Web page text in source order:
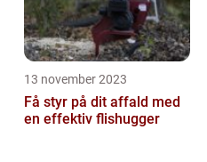
13 november 2023
Få styr på dit affald med
en effektiv flishugger